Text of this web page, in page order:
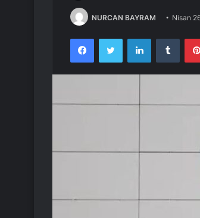
NURCAN BAYRAM Nisan
FacebookTwitter LinkedIn